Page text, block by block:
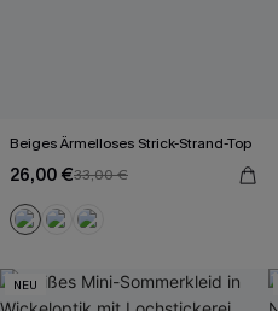
Beiges Ärmelloses Strick-Strand-Top
26,00 €33,00 €
NEU